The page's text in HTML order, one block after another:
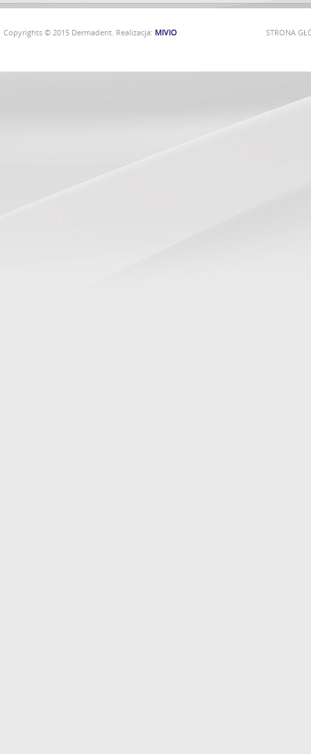
STRONA
Copyrights © 2015 Dermadent. Realizacja: MIVIO